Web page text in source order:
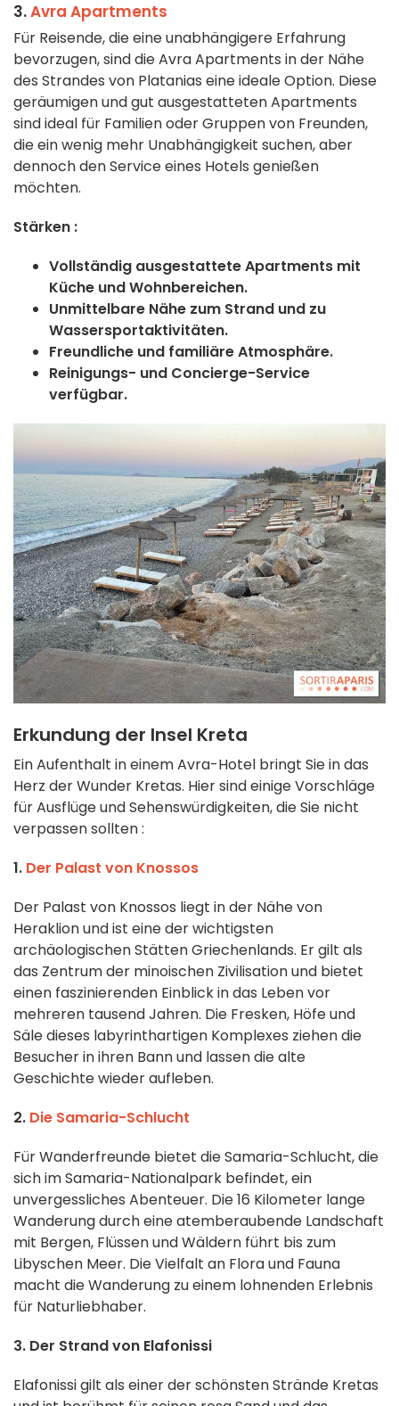
3.Avra Apartments
Für Reisende, die eine unabhängigere Erfahrung
bevorzugen, sind die Avra Apartments in der Nähe
des Strandes von Platanias eine ideale Option. Diese
geräumigen und gut ausgestatteten Apartments
sind ideal für Familien oder Gruppen von Freunden,
die ein wenig mehr Unabhängigkeit suchen, aber
dennoch den Service eines Hotels genießen
möchten.
Stärken :
Vollständig ausgestattete Apartments mit
Küche und Wohnbereichen.
Unmittelbare Nähe zum Strand und zu
Wassersportaktivitäten.
Freundliche und familiäre Atmosphäre.
Reinigungs- und Concierge-Service
verfügbar.
Erkundung der Insel Kreta
Ein Aufenthalt in einem Avra-Hotel bringt Sie in das
Herz der Wunder Kretas. Hier sind einige Vorschläge
für Ausflüge und Sehenswürdigkeiten, die Sie nicht
verpassen sollten :
1. Der Palast von Knossos
Der Palast von Knossos liegt in der Nähe von
Heraklion und ist eine der wichtigsten
archäologischen Stätten Griechenlands. Er gilt als
das Zentrum der minoischen Zivilisation und bietet
einen faszinierenden Einblick in das Leben vor
mehreren tausend Jahren. Die Fresken, Höfe und
Säle dieses labyrinthartigen Komplexes ziehen die
Besucher in ihren Bann und lassen die alte
Geschichte wieder aufleben.
2. Die Samaria-Schlucht
Für Wanderfreunde bietet die Samaria-Schlucht, die
sich im Samaria-Nationalpark befindet, ein
unvergessliches Abenteuer. Die 16 Kilometer lange
Wanderung durch eine atemberaubende Landschaft
mit Bergen, Flüssen und Wäldern führt bis zum
Libyschen Meer. Die Vielfalt an Flora und Fauna
macht die Wanderung zu einem lohnenden Erlebnis
für Naturliebhaber.
3. Der Strand von Elafonissi
Elafonissi gilt als einer der schönsten Strände Kretas